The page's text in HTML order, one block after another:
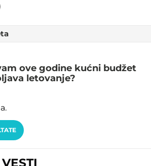
ove godine kućni budžet
letovanje?